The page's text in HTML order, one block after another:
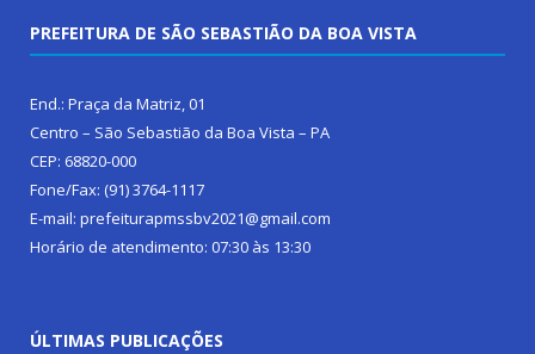
PREFEITURA DE SÃO SEBASTIÃO DA BOA VISTA
End.: Praça da Matriz, 01
Centro – São Sebastião da Boa Vista – PA
CEP: 68820-000
Fone/Fax: (91) 3764-1117
E-mail: prefeiturapmssbv2021@gmail.com
Horário de atendimento: 07:30 às 13:30
ÚLTIMAS PUBLICAÇÕES